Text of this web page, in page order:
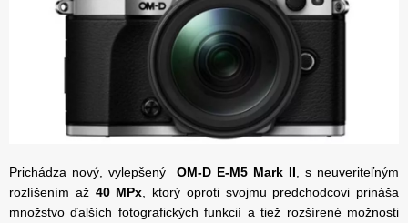
Prichádza nový, vylepšený OM-D E-M5 Mark II , s neuveriteľným
rozlíšením až40 MPx , ktorý oproti svojmu predchodcovi prináša
množstvo ďalších fotografických funkcií a tiež rozšírené možnosti